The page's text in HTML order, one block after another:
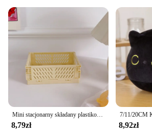
**Versatile Training Solutions**
With multiple sizes and weight
resistance sets are designed to meet
needs of users. Whether you're
muscle, increase endurance, or
overall fitness, these sets provide
tools to achieve your goals. The
ensures a comfortable grip, while
handles and straps allow for a
from push-ups to pull-ups,
versatility.
**Ideal for Various Settings**
8,79zł 8,92zł